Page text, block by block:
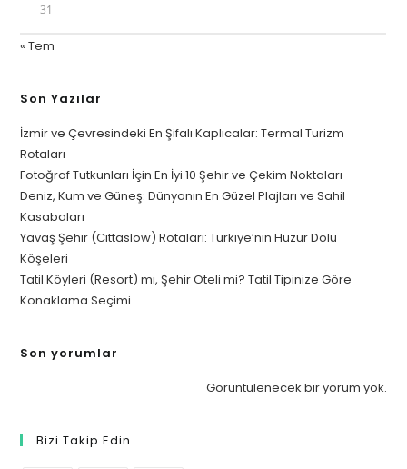
31
« Tem
Son Yazılar
İzmir ve Çevresindeki En Şifalı Kaplıcalar: Termal Turizm
Rotaları
Fotoğraf Tutkunları İçin En İyi 10 Şehir ve Çekim Noktaları
Deniz, Kum ve Güneş: Dünyanın En Güzel Plajları ve Sahil
Kasabaları
Yavaş Şehir (Cittaslow) Rotaları: Türkiye’nin Huzur Dolu
Köşeleri
Tatil Köyleri (Resort) mı, Şehir Oteli mi? Tatil Tipinize Göre
Konaklama Seçimi
Son yorumlar
Görüntülenecek bir yorum yok.
Bizi Takip Edin